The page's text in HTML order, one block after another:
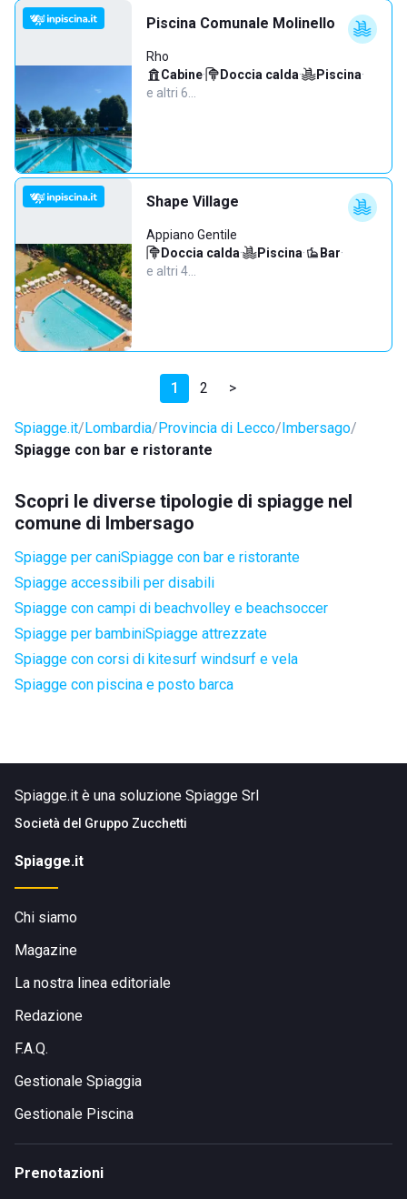
Piscina Comunale Molinello
Rho
Cabine· Doccia calda· Piscina·
e altri 6…
Shape Village
Appiano Gentile
Doccia calda· Piscina· Bar·
e altri 4…
1 2 >
Spiagge.it Lombardia Provincia di Lecco Imbersago
Spiagge con bar e ristorante
Scopri le diverse tipologie di spiagge nel
comune di Imbersago
Spiagge per caniSpiagge con bar e ristorante
Spiagge accessibili per disabili
Spiagge con campi di beachvolley e beachsoccer
Spiagge per bambiniSpiagge attrezzate
Spiagge con corsi di kitesurf windsurf e vela
Spiagge con piscina e posto barca
Spiagge.it è una soluzione Spiagge Srl
Società del Gruppo Zucchetti
Spiagge.it
Chi siamo
Magazine
La nostra linea editoriale
Redazione
F.A.Q.
Gestionale Spiaggia
Gestionale Piscina
Prenotazioni